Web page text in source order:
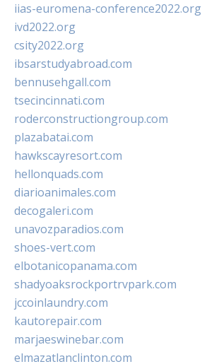
iias-euromena-conference2022.org
ivd2022.org
csity2022.org
ibsarstudyabroad.com
bennusehgall.com
tsecincinnati.com
roderconstructiongroup.com
plazabatai.com
hawkscayresort.com
hellonquads.com
diarioanimales.com
decogaleri.com
unavozparadios.com
shoes-vert.com
elbotanicopanama.com
shadyoaksrockportrvpark.com
jccoinlaundry.com
kautorepair.com
marjaeswinebar.com
elmazatlanclinton.com